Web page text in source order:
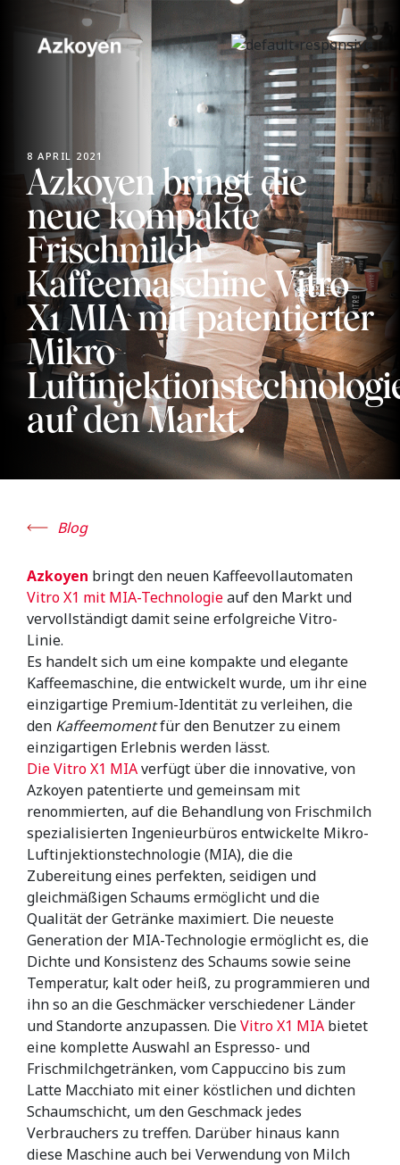
8 APRIL 2021
Azkoyen bringt die
neue kompakte
Frischmilch-
Kaffeemaschine Vitro
X1 MIA mit patentierter
Mikro-
auf den Markt.
Blog
Azkoyen bringt den neuen Kaffeevollautomaten
Vitro X1 mit MIA-Technologieauf den Markt und
vervollständigt damit seine erfolgreiche Vitro-
Linie.
Es handelt sich um eine kompakte und elegante
Kaffeemaschine, die entwickelt wurde, um ihr eine
einzigartige Premium-Identität zu verleihen, die
den Kaffeemomentfür den Benutzer zu einem
einzigartigen Erlebnis werden lässt.
Die Vitro X1 MIAverfügt über die innovative, von
Azkoyen patentierte und gemeinsam mit
renommierten, auf die Behandlung von Frischmilch
spezialisierten Ingenieurbüros entwickelte Mikro-
Luftinjektionstechnologie (MIA), die die
Zubereitung eines perfekten, seidigen und
gleichmäßigen Schaums ermöglicht und die
Qualität der Getränke maximiert. Die neueste
Generation der MIA-Technologie ermöglicht es, die
Dichte und Konsistenz des Schaums sowie seine
Temperatur, kalt oder heiß, zu programmieren und
ihn so an die Geschmäcker verschiedener Länder
und Standorte anzupassen. DieVitro X1 MIA bietet
eine komplette Auswahl an Espresso- und
Frischmilchgetränken, vom Cappuccino bis zum
Latte Macchiato mit einer köstlichen und dichten
Schaumschicht, um den Geschmack jedes
Verbrauchers zu treffen. Darüber hinaus kann
diese Maschine auch bei Verwendung von Milch